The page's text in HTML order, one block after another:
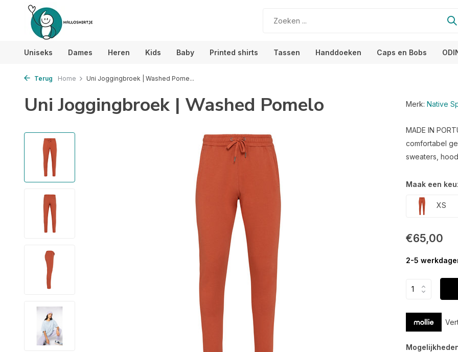
Uniseks Dames Heren Kids Baby Printed shirts Tassen Handdoeken Caps en Bobs
Terug Home Uni Joggingbroek | Washed Pome...
Uni Joggingbroek | Washed Pomelo Merk: Native
MADE IN
comfortabel
sweaters,
Maak een
XS
€65,00
2-5